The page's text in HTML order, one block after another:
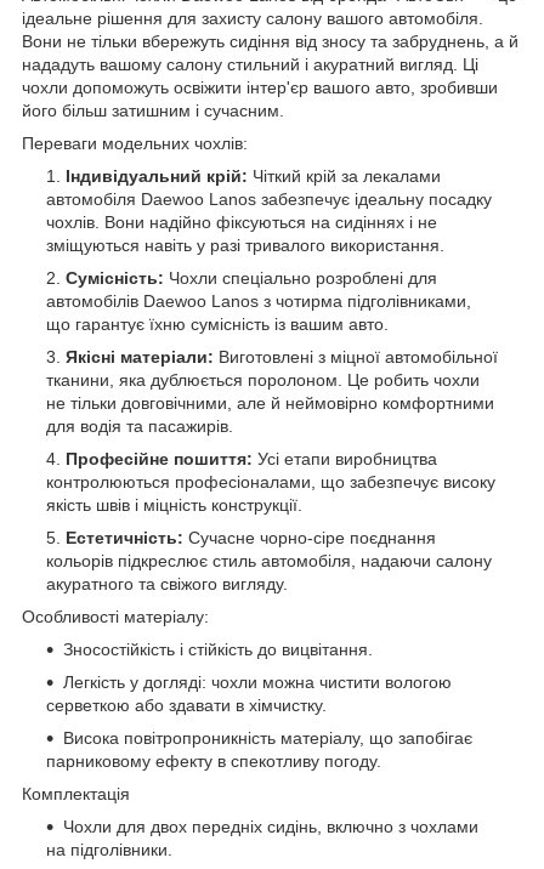
ідеальне рішення для захисту салону вашого автомобіля.
Вони не тільки вбережуть сидіння від зносу та забруднень, а й
нададуть вашому салону стильний і акуратний вигляд. Ці
чохли допоможуть освіжити інтер'єр вашого авто, зробивши
його більш затишним і сучасним.
Переваги модельних чохлів:
Індивідуальний крій: Чіткий крій за лекалами
автомобіля Daewoo Lanos забезпечує ідеальну посадку
чохлів. Вони надійно фіксуються на сидіннях і не
зміщуються навіть у разі тривалого використання.
Сумісність: Чохли спеціально розроблені для
автомобілів Daewoo Lanos з чотирма підголівниками,
що гарантує їхню сумісність із вашим авто.
Якісні матеріали: Виготовлені з міцної автомобільної
тканини, яка дублюється поролоном. Це робить чохли
не тільки довговічними, але й неймовірно комфортними
для водія та пасажирів.
Професійне пошиття: Усі етапи виробництва
контролюються професіоналами, що забезпечує високу
якість швів і міцність конструкції.
Естетичність: Сучасне чорно-сіре поєднання
кольорів підкреслює стиль автомобіля, надаючи салону
акуратного та свіжого вигляду.
Особливості матеріалу:
Зносостійкість і стійкість до вицвітання.
Легкість у догляді: чохли можна чистити вологою
серветкою або здавати в хімчистку.
Висока повітропроникність матеріалу, що запобігає
парниковому ефекту в спекотливу погоду.
Комплектація
Чохли для двох передніх сидінь, включно з чохлами
на підголівники.